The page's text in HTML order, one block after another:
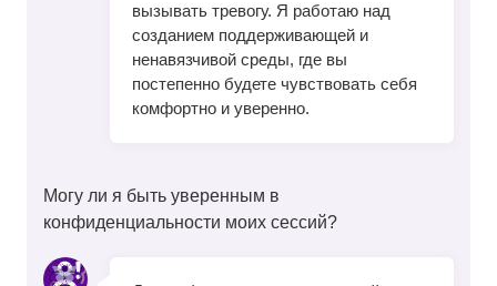
вызывать тревогу. Я работаю над
созданием поддерживающей и
ненавязчивой среды, где вы
постепенно будете чувствовать себя
комфортно и уверенно.
Могу ли я быть уверенным в
конфиденциальности моих сессий?